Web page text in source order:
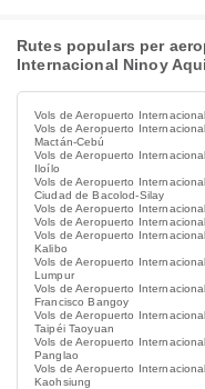
Rutes populars per
Internacional Ninoy
Vols de Aeropuerto
Vols de Aeropuerto
Mactán-Cebú
Vols de Aeropuerto
Iloílo
Vols de Aeropuerto
Ciudad de Bacolod-Silay
Vols de Aeropuerto
Vols de Aeropuerto
Vols de Aeropuerto
Kalibo
Vols de Aeropuerto
Lumpur
Vols de Aeropuerto
Francisco Bangoy
Vols de Aeropuerto
Taipéi Taoyuan
Vols de Aeropuerto
Panglao
Vols de Aeropuerto
Kaohsiung